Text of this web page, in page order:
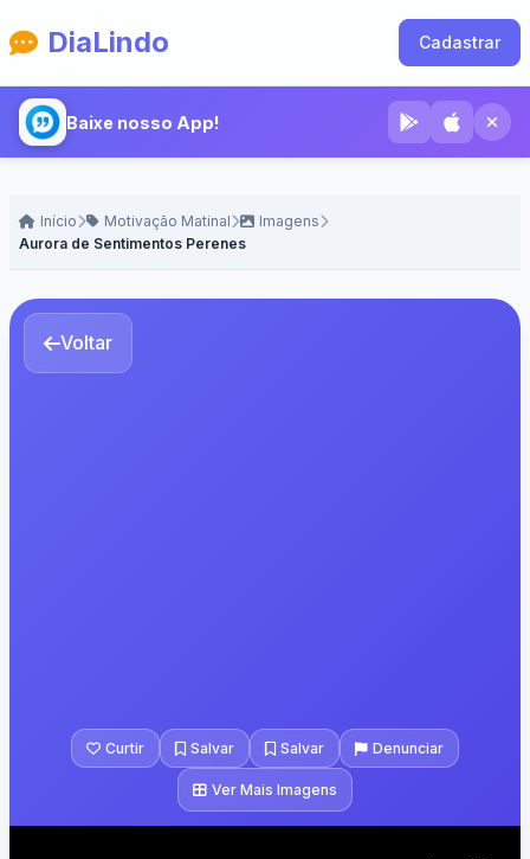
DiaLindo Cadastrar
Baixe nosso App!
Início Motivação Matinal
Imagens
Aurora de Sentimentos Perenes
Voltar
Curtir Salvar Salvar Denunciar
Ver Mais Imagens